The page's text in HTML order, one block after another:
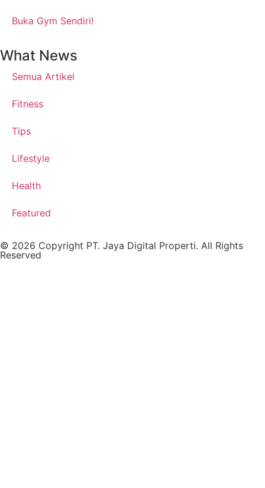
Buka Gym Sendiri!
What News
Semua Artikel
Fitness
Tips
Lifestyle
Health
Featured
© 2026 Copyright PT. Jaya Digital Properti. All Rights
Reserved